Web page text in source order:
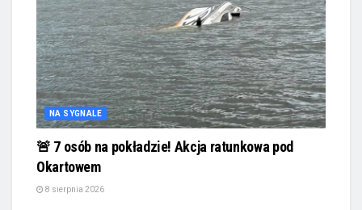
NA SYGNALE
🚨 7 osób na pokładzie! Akcja ratunkowa pod
Okartowem
8 sierpnia 2026